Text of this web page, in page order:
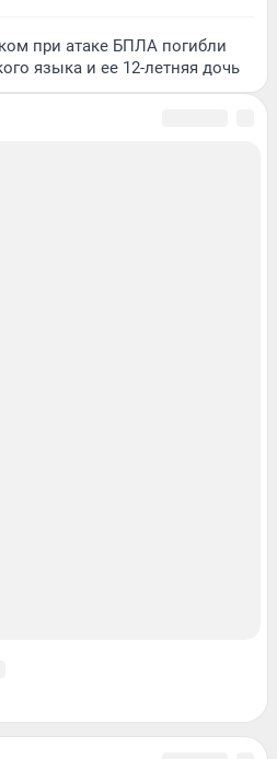
при атаке БПЛА погибли
языка и ее 12-летняя дочь